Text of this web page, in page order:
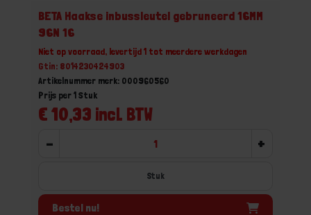
BETA Haakse inbussleutel gebruneerd 16MM
96N 16
Niet op voorraad, levertijd 1 tot meerdere werkdagen
Gtin: 8014230424903
Artikelnummer merk: 000960560
€ 10,33 incl. BTW
Prijs per 1 Stuk
- +
Stuk
Bestel nu!